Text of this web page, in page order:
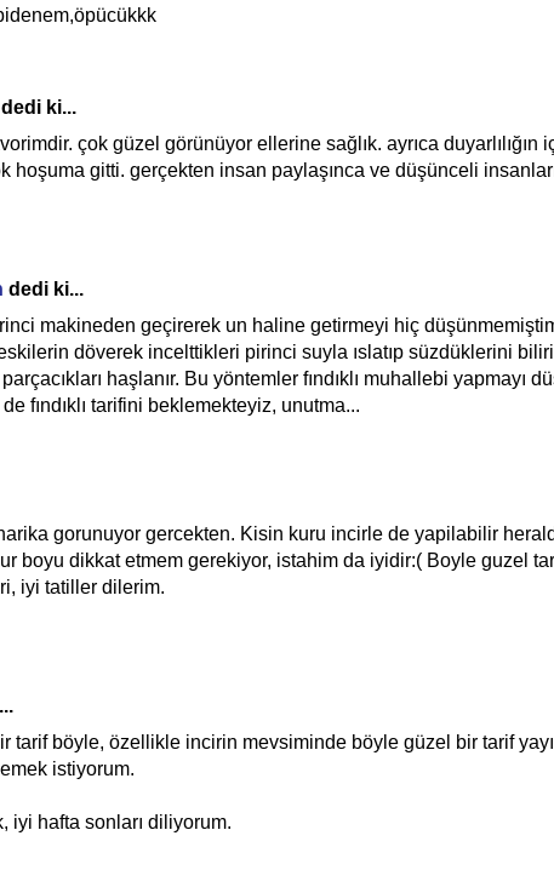
dedi ki...
çok güzel görünüyor ellerine sağlık. ayrıca
hoşuma gitti. gerçekten insan paylaşınca ve düşünceli
dedi ki...
makineden geçirerek un haline getirmeyi hiç
döverek incelttikleri pirinci suyla ıslatıp süzdüklerini
haşlanır. Bu yöntemler fındıklı muhallebi yapmayı
fındıklı tarifini beklemekteyiz, unutma...
gorunuyor gercekten. Kisin kuru incirle de yapilabilir
boyu dikkat etmem gerekiyor, istahim da iyidir:( Boyle guzel
iyi tatiller dilerim.
tarif böyle, özellikle incirin mevsiminde böyle güzel bir tarif
istiyorum.
iyi hafta sonları diliyorum.